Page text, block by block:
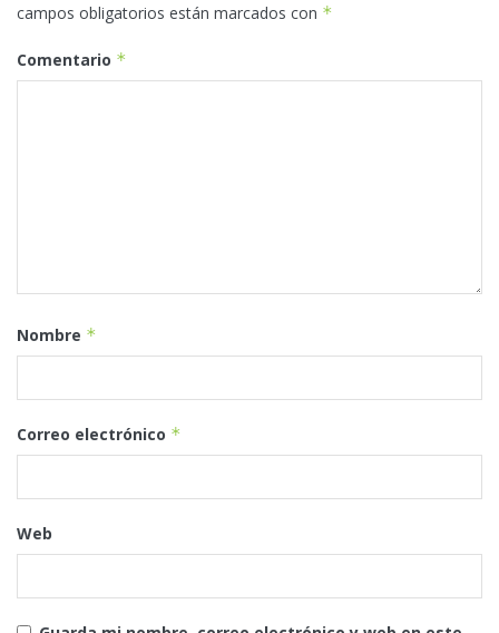
campos obligatorios están marcados con *
Comentario *
Nombre *
Correo electrónico *
Web